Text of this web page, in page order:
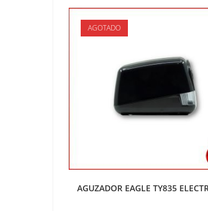
AGOTADO
AGUZADOR EAGLE TY835